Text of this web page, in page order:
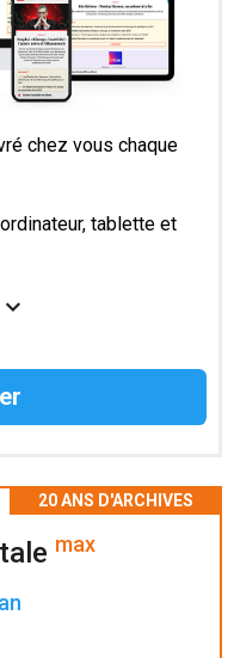
chez vous chaque
tablette et
avant la sortie
max